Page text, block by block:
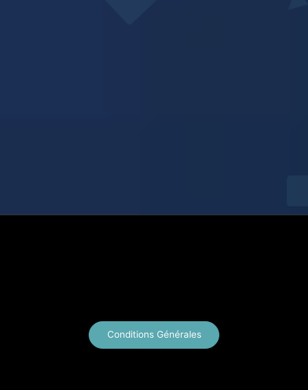
Conditions Générales